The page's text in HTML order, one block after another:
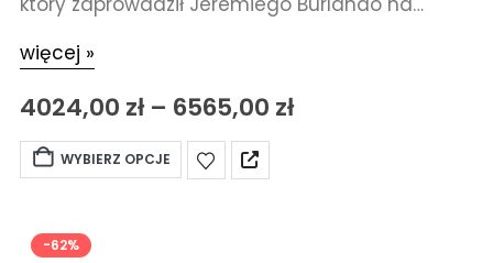
więcej »
4024,00 zł – 6565,00 zł
WYBIERZ OPCJE
-62%